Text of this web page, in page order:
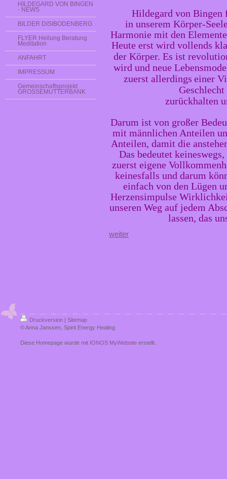
HILDEGARD VON BINGEN
- NEWS
BILDER DISIBODENBERG
FLYER Heilung Beratung
Meditation
ANFAHRT
IMPRESSUM
Gemeinschaftsprojekt
GROSSEMUTTERBANK
Hildegard von Bingen
in unserem Körper-
Harmonie mit den
Heute erst wird vollends
der Körper. Es ist
wird und neue
zuerst allerdings einer
zurückhalten
Darum ist von großer
mit männlichen Anteilen
Anteilen, damit die
Das bedeutet
zuerst eigene
keinesfalls und darum
einfach von den Lügen
Herzensimpulse
unseren Weg auf jedem
lassen, das
weiter
Druckversion | Sitemap
© Anna Janssen, Spirit Energy Healing
Diese Homepage wurde mit IONOS MyWebsite erstellt.